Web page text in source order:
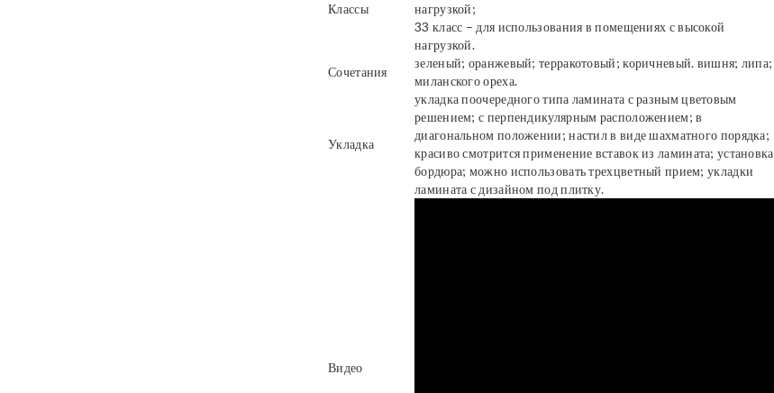
Классы
нагрузкой;
33 класс – для использования в помещениях с высокой
нагрузкой.
Сочетания
зеленый; оранжевый; терракотовый; коричневый. вишня; липа;
миланского ореха.
Укладка
укладка поочередного типа ламината с разным цветовым
решением; с перпендикулярным расположением; в
диагональном положении; настил в виде шахматного порядка;
красиво смотрится применение вставок из ламината; установка
бордюра; можно использовать трехцветный прием; укладки
ламината с дизайном под плитку.
Видео